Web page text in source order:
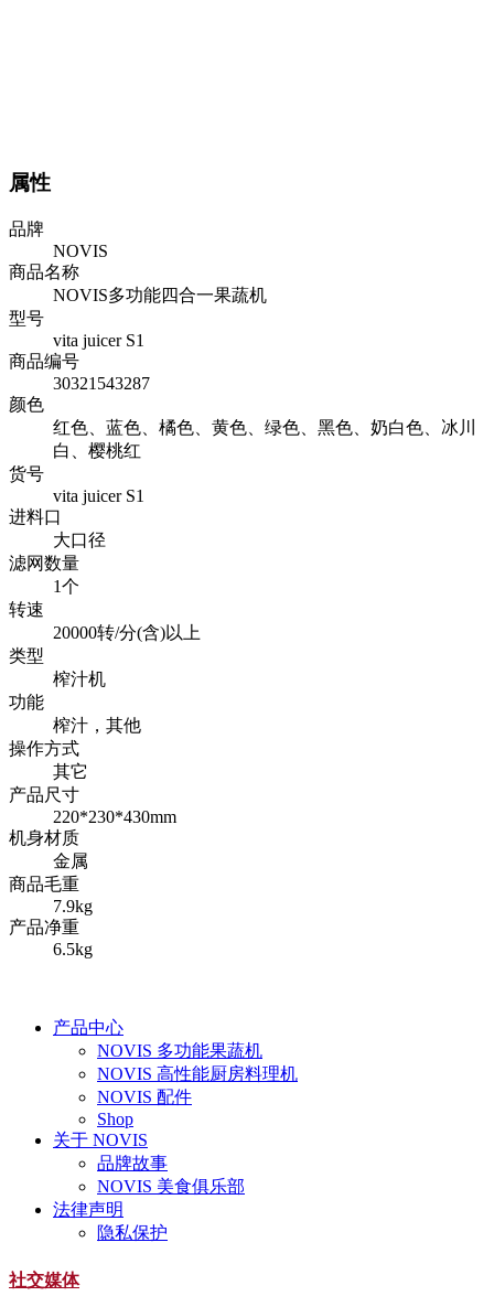
属性
品牌
NOVIS
商品名称
NOVIS多功能四合一果蔬机
型号
vita juicer S1
商品编号
30321543287
颜色
红色、蓝色、橘色、黄色、绿色、黑色、奶白色、冰川
白、樱桃红
货号
vita juicer S1
进料口
大口径
滤网数量
1个
转速
20000转/分(含)以上
类型
榨汁机
功能
榨汁，其他
操作方式
其它
产品尺寸
220*230*430mm
机身材质
金属
商品毛重
7.9kg
产品净重
6.5kg
产品中心
NOVIS 多功能果蔬机
NOVIS 高性能厨房料理机
NOVIS 配件
Shop
关于 NOVIS
品牌故事
NOVIS 美食俱乐部
法律声明
隐私保护
社交媒体